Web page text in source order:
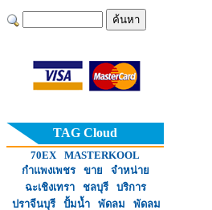
โครงการมอบพัดลมไอเย็น
แก่นายบุตร แก้วพิกุล
TAG Cloud
70EX
MASTERKOOL
กำแพงเพชร
ขาย
จำหน่าย
ฉะเชิงเทรา
ชลบุรี
บริการ
ปราจีนบุรี
ปั้มน้ำ พัดลม
พัดลม